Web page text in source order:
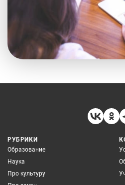
РУБРИКИ
Образование
Наука
Про культуру